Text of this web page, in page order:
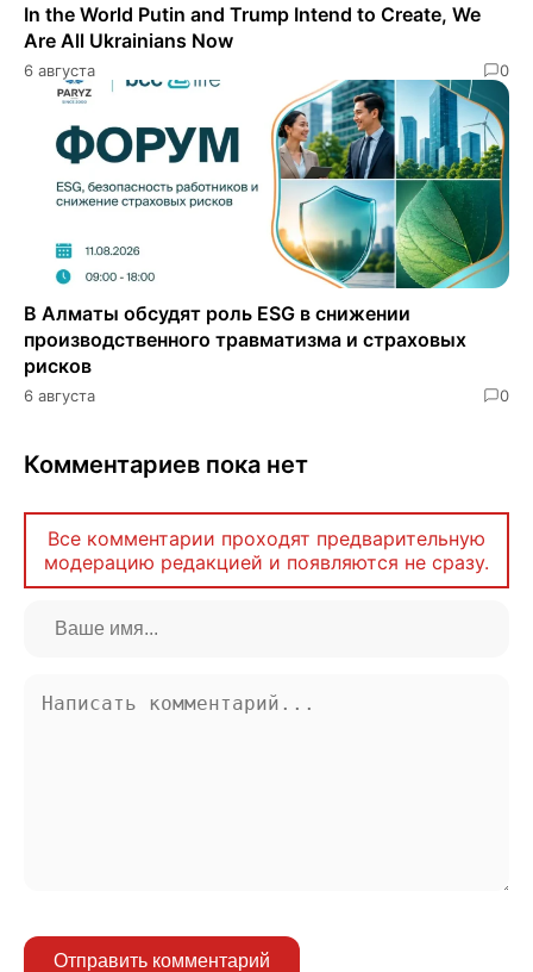
In the World Putin and Trump Intend to Create, We
Are All Ukrainians Now
6 августа 0
В Алматы обсудят роль ESG в снижении
производственного травматизма и страховых
рисков
6 августа 0
Комментариев пока нет
Все комментарии проходят предварительную
модерацию редакцией и появляются не сразу.
Отправить комментарий